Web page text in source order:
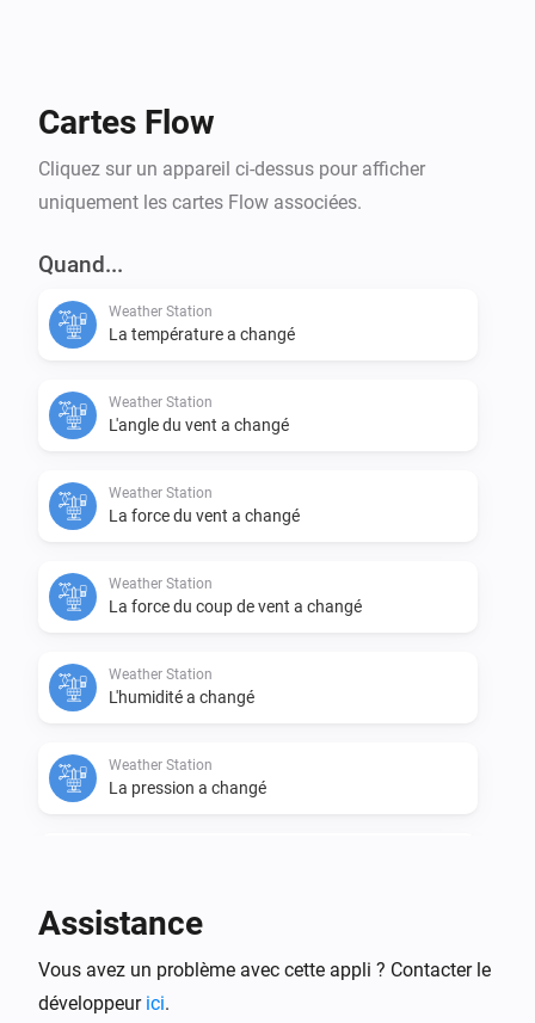
Cartes Flow
Cliquez sur un appareil ci-dessus pour afficher
uniquement les cartes Flow associées.
Quand...
Weather Station
La température a changé
Weather Station
L'angle du vent a changé
Weather Station
La force du vent a changé
Weather Station
La force du coup de vent a changé
Weather Station
L'humidité a changé
Weather Station
La pression a changé
Weather Station
Assistance
Vous avez un problème avec cette appli ? Contacter le
développeur ici.